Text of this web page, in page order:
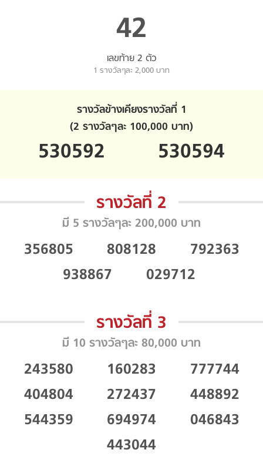
42
เลขท้าย 2 ตัว
1 รางวัลๆละ 2,000 บาท
รางวัลข้างเคียงรางวัลที่ 1
(2 รางวัลๆละ 100,000 บาท)
530592 530594
รางวัลที่ 2
มี 5 รางวัลๆละ 200,000 บาท
356805 808128
792363
938867
029712
รางวัลที่ 3
มี 10 รางวัลๆละ 80,000 บาท
243580 160283
777744
404804
272437
448892
544359
694974
046843
443044